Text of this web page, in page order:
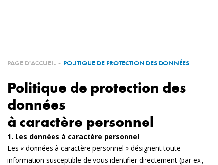
NOS RÉALISATIONS
NOS PARTENAIRES
DEVENEZ PARTENAIRE
E-SHOP
PAGE D'ACCUEIL - POLITIQUE DE PROTECTION DES DONNÉES
Politique de protection des
données
à caractère personnel
1. Les données à caractère personnel
Les « données à caractère personnel » désignent toute
information susceptible de vous identifier directement (par ex.,